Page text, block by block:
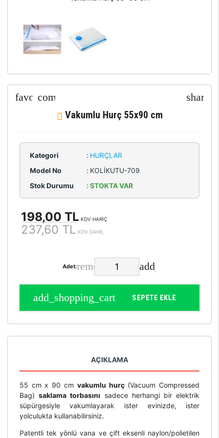
Vakumlu Hurç 55x90 cm
Kategori : HURÇLAR
Model No
: KOLİKUTU-709
Stok Durumu
: STOKTA VAR
198,00 TL KDV HARİÇ
237,60 TL KDV DAHİL
Adet:
SEPETE EKLE
AÇIKLAMA
55 cm x 90 cm vakumlu hurç(Vacuum Compressed
Bag)saklama torbasını sadece herhangi bir elektrik
süpürgesiyle vakumlayarak ister evinizde, ister
yolculukta kullanabilirsiniz.
Patentli tek yönlü vana ve çift eksenli naylon/polietilen